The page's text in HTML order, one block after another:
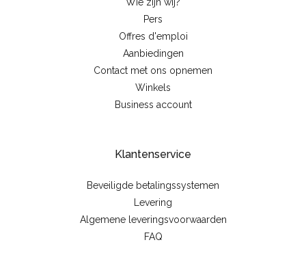
Wie zijn wij?
Pers
Offres d'emploi
Aanbiedingen
Contact met ons opnemen
Winkels
Business account
Klantenservice
Beveiligde betalingssystemen
Levering
Algemene leveringsvoorwaarden
FAQ